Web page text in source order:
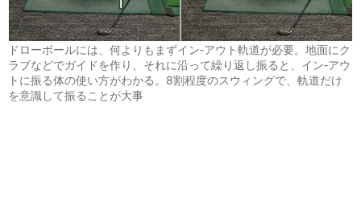
ドローボールには、何よりもまずイン‐アウト軌道が必要。地面にク
ラブなどでガイドを作り、それに沿って繰り返し振ると、イン‐アウ
トに振る体の使い方がわかる。8割程度のスウィングで、軌道だけ
を意識して振ることが大事